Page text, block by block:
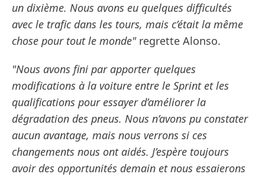
un dixième. Nous avons eu quelques difficultés
avec le trafic dans les tours, mais c’était la même
chose pour tout le monde"regrette Alonso.
"Nous avons fini par apporter quelques
modifications à la voiture entre le Sprint et les
qualifications pour essayer d’améliorer la
dégradation des pneus. Nous n’avons pu constater
aucun avantage, mais nous verrons si ces
changements nous ont aidés. J’espère toujours
avoir des opportunités demain et nous essaierons